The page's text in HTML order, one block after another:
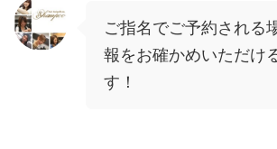
ご指名でご予約される
報をお確かめいただけ
す！